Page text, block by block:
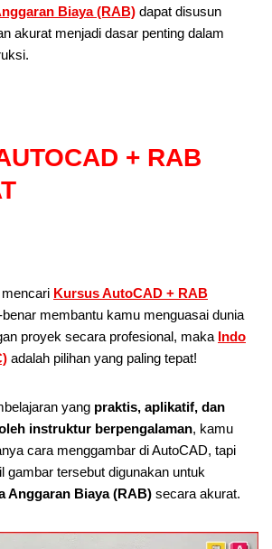
Biaya (RAB) dapat disusun
akurat menjadi dasar penting dalam
+ RAB
Kursus AutoCAD + RAB
membantu kamu menguasai dunia
proyek secara profesional, maka Indo
adalah pilihan yang paling tepat!
yang praktis, aplikatif, dan
instruktur berpengalaman, kamu
cara menggambar di AutoCAD, tapi
gambar tersebut digunakan untuk
Anggaran Biaya (RAB) secara akurat.